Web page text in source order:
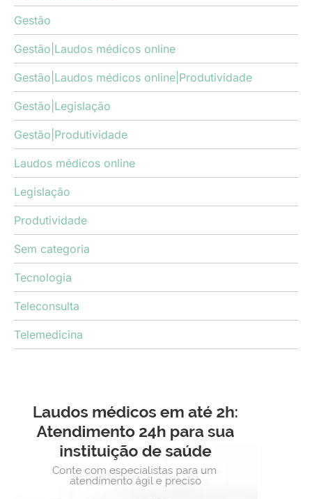
Gestão
Gestão|Laudos médicos online
Gestão|Laudos médicos online|Produtividade
Gestão|Legislação
Gestão|Produtividade
Laudos médicos online
Legislação
Produtividade
Sem categoria
Tecnologia
Teleconsulta
Telemedicina